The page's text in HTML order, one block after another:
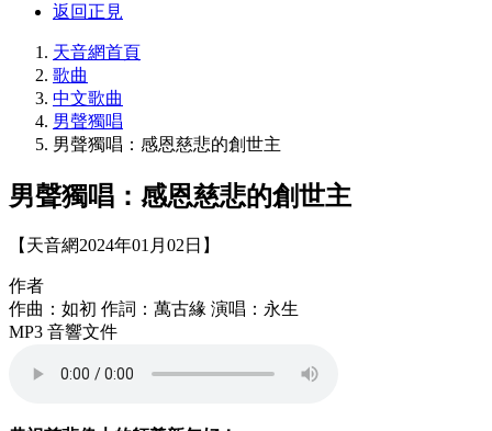
返回正見
天音網首頁
歌曲
中文歌曲
男聲獨唱
男聲獨唱：感恩慈悲的創世主
男聲獨唱：感恩慈悲的創世主
【天音網2024年01月02日】
作者
作曲：如初 作詞：萬古緣 演唱：永生
MP3 音響文件